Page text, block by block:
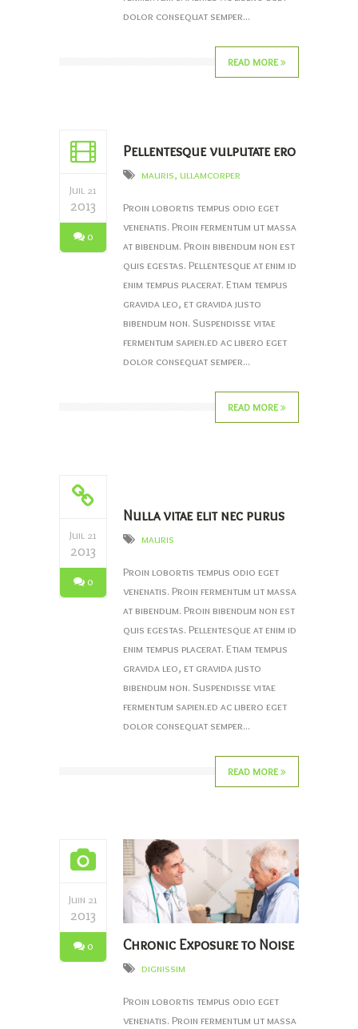
dolor consequat semper...
READ MORE
Juil 21
2013
0
Pellentesque vulputate ero
mauris, ullamcorper
Proin lobortis tempus odio eget
venenatis. Proin fermentum ut massa
at bibendum. Proin bibendum non est
quis egestas. Pellentesque at enim id
enim tempus placerat. Etiam tempus
gravida leo, et gravida justo
bibendum non. Suspendisse vitae
fermentum sapien.ed ac libero eget
dolor consequat semper...
READ MORE
Juil 21
2013
0
Nulla vitae elit nec purus
mauris
Proin lobortis tempus odio eget
venenatis. Proin fermentum ut massa
at bibendum. Proin bibendum non est
quis egestas. Pellentesque at enim id
enim tempus placerat. Etiam tempus
gravida leo, et gravida justo
bibendum non. Suspendisse vitae
fermentum sapien.ed ac libero eget
dolor consequat semper...
READ MORE
Juin 21
2013
0 Chronic Exposure to Noise
dignissim
Proin lobortis tempus odio eget
venenatis. Proin fermentum ut massa